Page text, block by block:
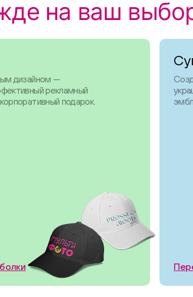
на ваш
дизайном —
рекламный
подарок.